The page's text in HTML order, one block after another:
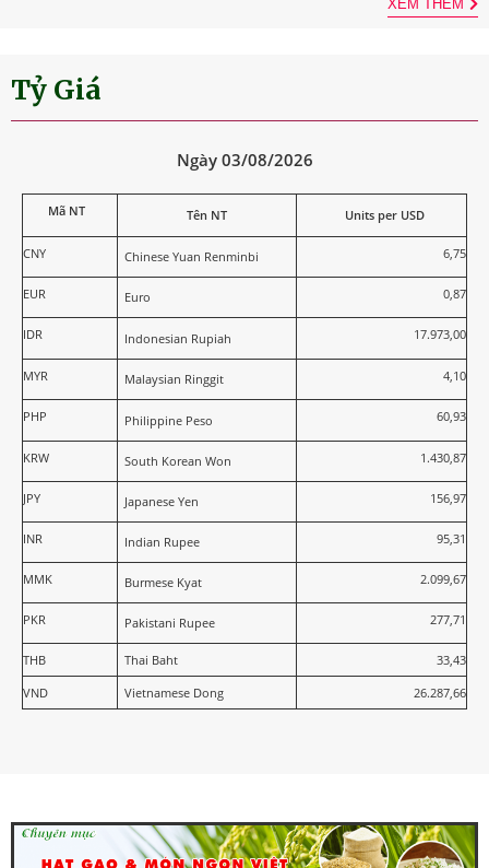
XEM THÊM
Tỷ Giá
Ngày 03/08/2026
Mã NT Tên NT Units per USD
CNY Chinese Yuan Renminbi 6,75
EUR Euro 0,87
IDR Indonesian Rupiah 17.973,00
MYR Malaysian Ringgit 4,10
PHP Philippine Peso 60,93
KRW South Korean Won 1.430,87
JPY Japanese Yen 156,97
INR Indian Rupee 95,31
MMK Burmese Kyat 2.099,67
PKR Pakistani Rupee 277,71
THB Thai Baht
33,43
VND
Vietnamese Dong 26.287,66